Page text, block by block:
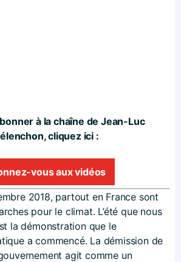
à la chaîne de Jean-Luc
cliquez ici :
vous aux vidéos
2018, partout en France sont
pour le climat. L’été que nous
la démonstration que le
a commencé. La démission de
agit comme un